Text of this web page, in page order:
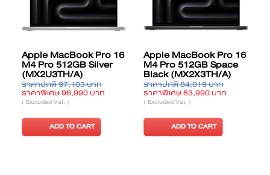
Apple MacBook Pro 16
M4 Pro 512GB Silver
(MX2U3TH/A)
ราคาปกติ 97,103 บาท
ราคาพิเศษ 96,990 บาท
( Excluded Vat. )
ADD TO CART
Apple MacBook Pro 16
M4 Pro 512GB Space
Black (MX2X3TH/A)
ราคาปกติ 84,019 บาท
ราคาพิเศษ 83,990 บาท
( Excluded Vat. )
ADD TO CART